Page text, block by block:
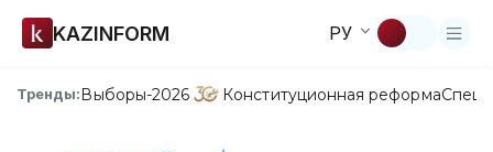
KAZINFORM РУ
Тренды:Выборы-2026 Конституционная реформа